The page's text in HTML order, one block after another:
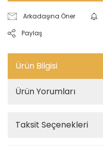
Arkadaşına Öner
Paylaş
Ürün Bilgisi
Ürün Yorumları
Taksit Seçenekleri